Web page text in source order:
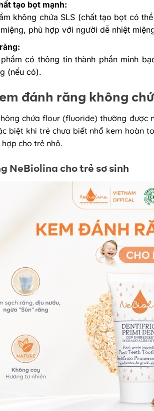
tạo bọt mạnh:
không chứa SLS (chất tạo bọt có
phù hợp với người dễ nhiệt
có thông tin thành phần minh
(nếu có).
đánh răng không
chứa flour (fluoride) thường được
biệt khi trẻ chưa biết nhổ kem hoàn
cho trẻ nhỏ.
NeBiolina cho trẻ sơ sinh